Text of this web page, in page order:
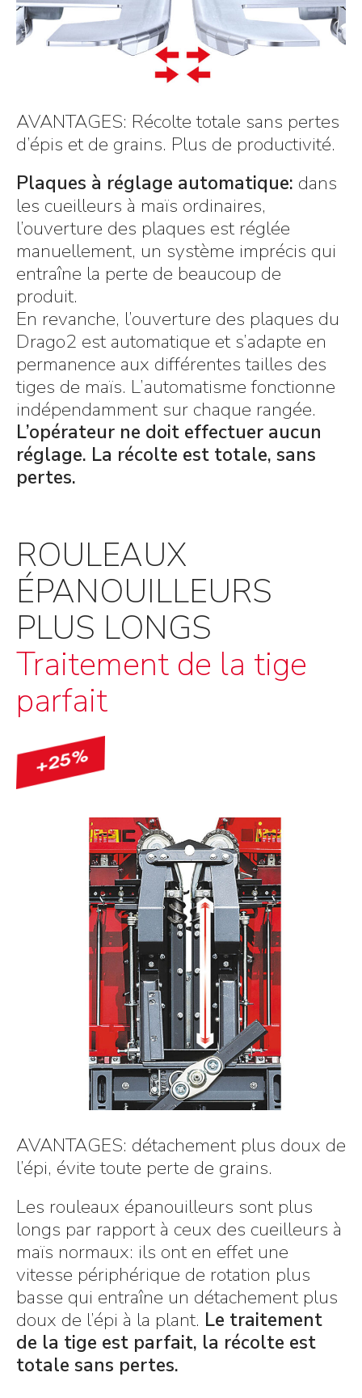
AVANTAGES: Récolte totale sans pertes
d’épis et de grains. Plus de productivité.
Plaques à réglage automatique: dans
les cueilleurs à maïs ordinaires,
l’ouverture des plaques est réglée
manuellement, un système imprécis qui
entraîne la perte de beaucoup de
produit.
En revanche, l’ouverture des plaques du
Drago2 est automatique et s’adapte en
permanence aux différentes tailles des
tiges de maïs. L’automatisme fonctionne
indépendamment sur chaque rangée.
L’opérateur ne doit effectuer aucun
réglage. La récolte est totale, sans
pertes.
ROULEAUX
ÉPANOUILLEURS
PLUS LONGS
Traitement de la tige
parfait
AVANTAGES: détachement plus doux de
l’épi, évite toute perte de grains.
Les rouleaux épanouilleurs sont plus
longs par rapport à ceux des cueilleurs à
maïs normaux: ils ont en effet une
vitesse périphérique de rotation plus
basse qui entraîne un détachement plus
doux de l’épi à la plant. Le traitement
de la tige est parfait, la récolte est
totale sans pertes.